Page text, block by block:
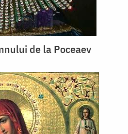
de la Poceaev